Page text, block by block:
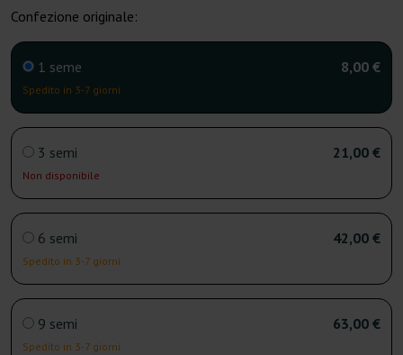
Confezione originale:
1 seme
Spedito in 3-7 giorni
8,00 €
3 semi
Non disponibile
21,00 €
6 semi
Spedito in 3-7 giorni
42,00 €
9 semi
Spedito in 3-7 giorni
63,00 €